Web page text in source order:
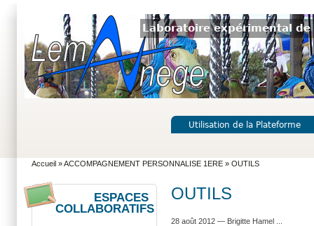
Laboratoire expérimental
Utilisation de la Plateforme
Accueil »ACCOMPAGNEMENT PERSONNALISE 1ERE » OUTILS
OUTILS
28 août 2012 — Brigitte Hamel ...
ESPACES
COLLABORATIFS